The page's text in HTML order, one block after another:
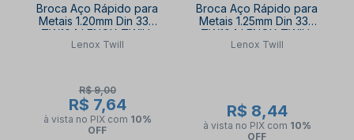
Broca Aço Rápido para
Metais 1.20mm Din 338
TW104 LENOX TWILL
Lenox Twill
R$ 9,00
R$ 7,64
à vista no PIX com 10%
OFF
Broca Aço Rápido para
Metais 1.25mm Din 338
TW104 LENOX TWILL
Lenox Twill
R$ 8,44
à vista no PIX com 10%
OFF